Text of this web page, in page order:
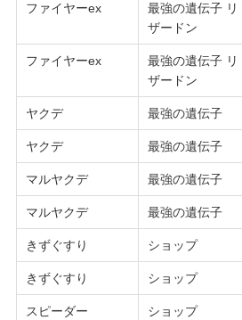
ファイヤーex
最強の遺伝子 リ
ザードン
ファイヤーex
最強の遺伝子 リ
ザードン
ヤクデ 最強の遺伝子
ヤクデ 最強の遺伝子
マルヤクデ 最強の遺伝子
マルヤクデ 最強の遺伝子
きずぐすり ショップ
きずぐすり ショップ
スピーダー ショップ